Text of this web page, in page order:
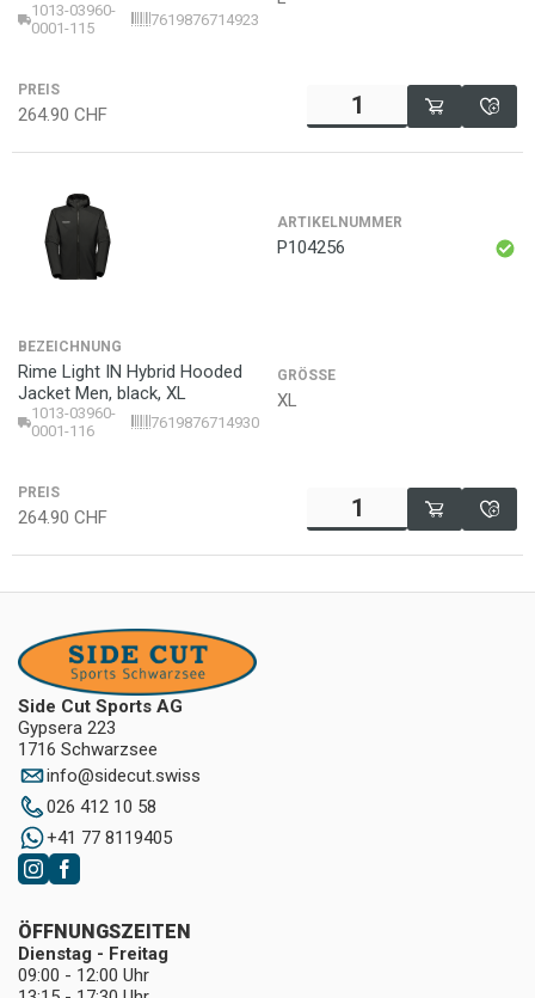
1013-03960-
0001-115
7619876714923
PREIS
264.90 CHF
ARTIKELNUMMER
P104256
BEZEICHNUNG
Rime Light IN Hybrid Hooded
Jacket Men, black, XL
1013-03960-
0001-116
7619876714930
GRÖSSE
XL
PREIS
264.90 CHF
Side Cut Sports AG
Gypsera 223
1716 Schwarzsee
info@sidecut.swiss
026 412 10 58
+41 77 8119405
ÖFFNUNGSZEITEN
Dienstag - Freitag
09:00 - 12:00 Uhr